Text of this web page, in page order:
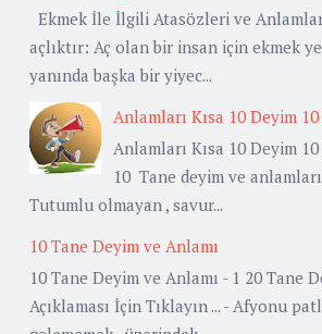
Ekmek İle İlgili Atasözleri ve
açlıktır: Aç olan bir insan için ekmek
yanında başka bir yiyec...
Anlamları Kısa 10 Deyim
Anlamları Kısa 10 Deyim
10 Tane deyim ve
Tutumlu olmayan , savur...
10 Tane Deyim ve Anlamı
10 Tane Deyim ve Anlamı - 1 20 Tane
Açıklaması İçin Tıklayın ... - Afyonu